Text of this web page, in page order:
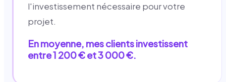
l'investissement nécessaire pour votre
projet.
En moyenne, mes clients investissent
entre 1 200 € et 3 000 €.